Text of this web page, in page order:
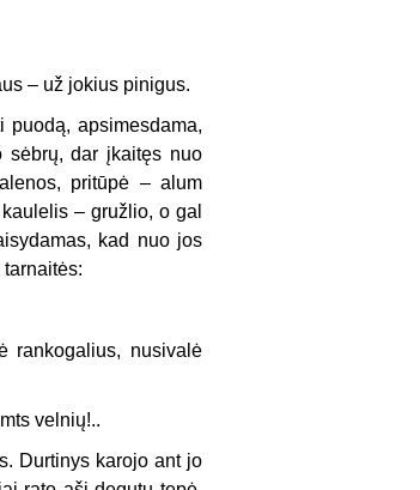
– už jokius pinigus.
apsimesdama,
dar įkaitęs nuo
pritūpė – alum
– gružlio, o gal
kad nuo jos
rankogalius, nusivalė
velnių!..
Durtinys karojo ant jo